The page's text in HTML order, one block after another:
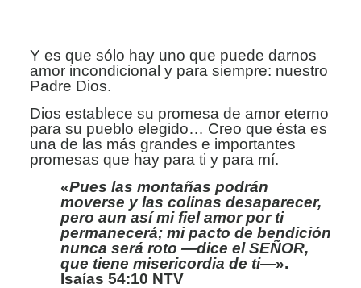
Y es que sólo hay uno que puede darnos
amor incondicional y para siempre: nuestro
Padre Dios.
Dios establece su promesa de amor eterno
para su pueblo elegido… Creo que ésta es
una de las más grandes e importantes
promesas que hay para ti y para mí.
«Pues las montañas podrán
moverse y las colinas desaparecer,
pero aun así mi fiel amor por ti
permanecerá; mi pacto de bendición
nunca será roto —dice el SEÑOR,
que tiene misericordia de ti—».
Isaías 54:10 NTV